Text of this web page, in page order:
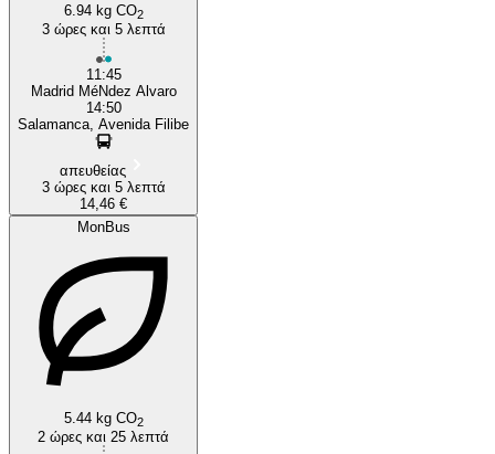
6.94 kg CO2
3 ώρες και 5 λεπτά
11:45
Madrid MéNdez Alvaro
14:50
Salamanca, Avenida Filibe
απευθείας
3 ώρες και 5 λεπτά
14,46 €
MonBus
5.44 kg CO2
2 ώρες και 25 λεπτά